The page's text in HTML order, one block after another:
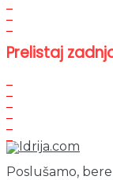
Prelistaj
Poslušamo,